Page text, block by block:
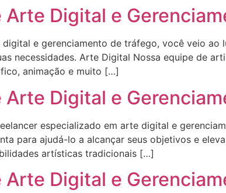
Digital e
e gerenciamento de tráfego, você veio
necessidades. Arte Digital Nossa equipe de
animação e muito […]
Digital e
especializado em arte digital e
para ajudá-lo a alcançar seus objetivos e
artísticas tradicionais […]
Digital e